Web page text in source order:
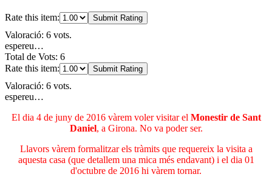
Rate this item: Submit Rating
Valoració: 6 vots.
espereu…
Total de Vots: 6
Rate this item:
Submit Rating
Valoració: 6 vots.
espereu…
El dia 4 de juny de 2016 vàrem voler visitar el Monestir de Sant
Daniel, a Girona. No va poder ser.
Llavors vàrem formalitzar els tràmits que requereix la visita a
aquesta casa (que detallem una mica més endavant) i el dia 01
d'octubre de 2016 hi vàrem tornar.